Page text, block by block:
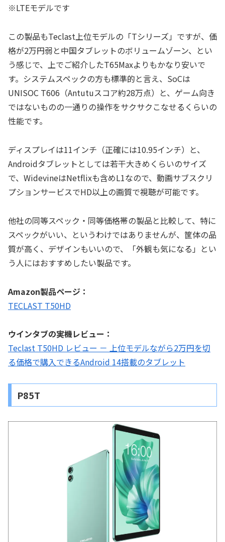
※LTEモデルです
この製品もTeclast上位モデルの「Tシリーズ」ですが、価
格が2万円弱と中国タブレットのボリュームゾーン、とい
う感じで、上でご紹介したT65Maxよりもかなり安いで
す。システムスペックの方も標準的と言え、SoCは
UNISOC T606（Antutuスコア約28万点）と、ゲーム向き
ではないものの一通りの操作をサクサクこなせるくらいの
性能です。
ディスプレイは11インチ（正確には10.95インチ）と、
Androidタブレットとしては若干大きめくらいのサイズ
で、WidevineはNetflixも含めL1なので、動画サブスクリ
プションサービスでHD以上の画質で視聴が可能です。
他社の同等スペック・同等価格帯の製品と比較して、特に
スペックがいい、というわけではありませんが、筐体の品
質が高く、デザインもいいので、「外観も気になる」とい
う人にはおすすめしたい製品です。
Amazon製品ページ：
TECLAST T50HD
ウインタブの実機レビュー：
Teclast T50HD レビュー － 上位モデルながら2万円を切
る価格で購入できるAndroid 14搭載のタブレット
P85T